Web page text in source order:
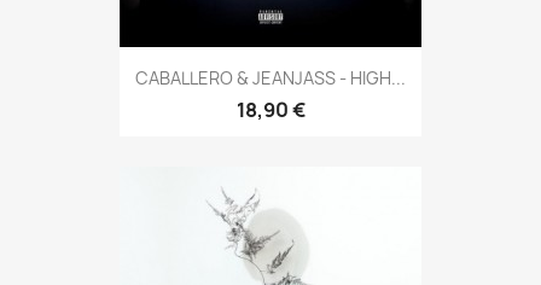
CABALLERO & JEANJASS - HIGH...
18,90 €